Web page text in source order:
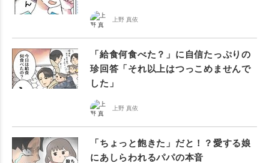
上野 真依
「給食何食べた？」に自信たっぷりの
珍回答「それ以上はつっこめませんで
した」
上野 真依
「ちょっと飽きた」だと！？愛する娘
にあしらわれるパパの本音